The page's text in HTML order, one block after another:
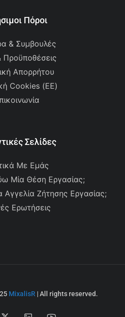
Πόροι
& Συμβουλές
Προϋποθέσεις
Απορρήτου
Cookies (ΕΕ)
Σελίδες
Με Εμάς
Μία Θέση Εργασίας;
Ζήτησης Εργασίας;
Ερωτήσεις
MixalisR| All rights reserved.